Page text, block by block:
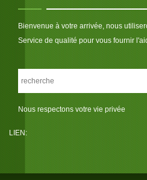
Bienvenue à votre arrivée, nous
Service de qualité pour vous fournir
Nous respectons votre vie privée
LIEN: